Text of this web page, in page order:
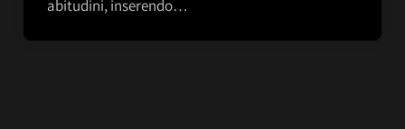
abitudini, inserendo…